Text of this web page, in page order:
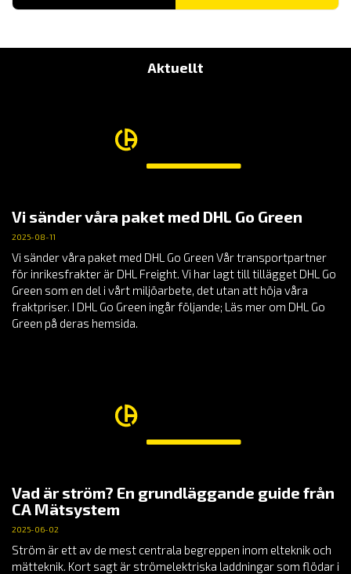
TILL
Aktuellt
Vi sänder våra paket med DHL Go Green
2025-08-11
Vi sänder våra paket med DHL Go Green Vår transportpartner
för inrikesfrakter är DHL Freight. Vi har lagt till tillägget DHL Go
Green som en del i vårt miljöarbete, det utan att höja våra
fraktpriser. I DHL Go Green ingår följande; Läs mer om DHL Go
Green på deras hemsida.
Vad är ström? En grundläggande guide från
CA Mätsystem
2025-06-02
Ström är ett av de mest centrala begreppen inom elteknik och
mätteknik. Kort sagt är strömelektriska laddningar som flödar i